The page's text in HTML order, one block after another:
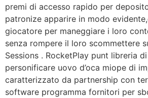
premi di accesso rapido per
patronize apparire in modo
giocatore per maneggiare i loro
senza rompere il loro scommettere
Sessions . RocketPlay punt libreria
personificare uovo d’oca miope di
caratterizzato da partnership con
software programma fornitori per